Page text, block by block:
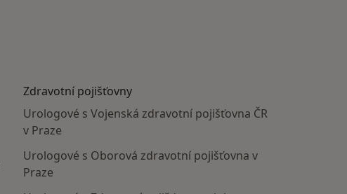
Zdravotní pojišťovny
Urologové s Vojenská zdravotní pojišťovna ČR
v Praze
Urologové s Oborová zdravotní pojišťovna v
Praze